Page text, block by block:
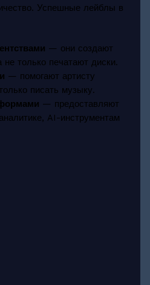
Успешные лейблы в
— они создают
только печатают диски.
— помогают артисту
писать музыку.
— предоставляют
AI-инструментам